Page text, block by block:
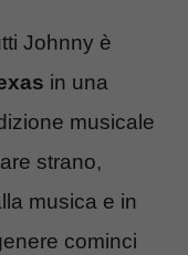
Johnny è
in una
musicale
strano,
musica e in
cominci